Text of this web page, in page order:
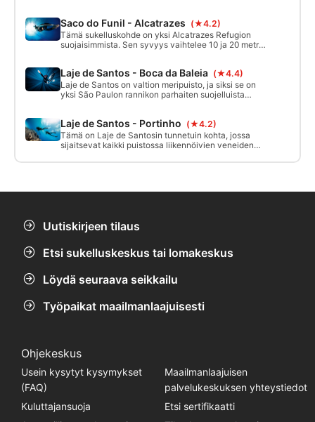
syvällä, ja se on vaihtoehto sekä aloittelijoille että
edistyneille sukeltajille.
Saco do Funil - Alcatrazes (★4.2)
Tämä sukelluskohde on yksi Alcatrazes Refugion
suojaisimmista. Sen syvyys vaihtelee 10 ja 20 metrin
Laje de Santos - Boca da Baleia (★4.4)
Laje de Santos on valtion meripuisto, ja siksi se on
yksi São Paulon rannikon parhaiten suojelluista
tai ei lainkaan, ja vain kokeneet ja edistyneet
sukeltajat voivat sukeltaa siellä.
Laje de Santos - Portinho (★4.2)
Tämä on Laje de Santosin tunnetuin kohta, jossa
sijaitsevat kaikki puistossa liikennöivien veneiden
suojaisin paikka, ja siellä tehdään suurin osa
Uutiskirjeen tilaus
Etsi sukelluskeskus tai lomakeskus
Löydä seuraava seikkailu
Työpaikat maailmanlaajuisesti
Ohjekeskus
Usein kysytyt kysymykset
(FAQ)
Maailmanlaajuisen
palvelukeskuksen yhteystiedot
Kuluttajansuoja
Etsi sertifikaatti